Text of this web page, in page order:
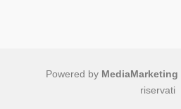
Powered by MediaMarketing
riservati